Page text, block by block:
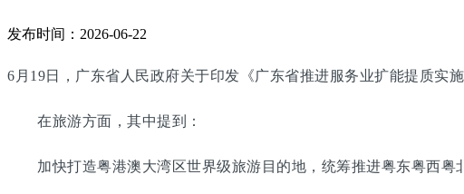
发布时间：2026-06-22
6月19日，广东省人民政府关于印发《广东省推进服务业扩能提质实施
在旅游方面，其中提到：
加快打造粤港澳大湾区世界级旅游目的地，统筹推进粤东粤西粤